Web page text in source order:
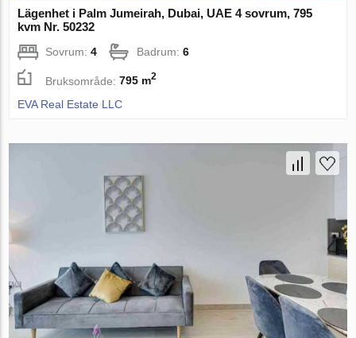
Lägenhet i Palm Jumeirah, Dubai, UAE 4 sovrum, 795
kvm Nr. 50232
Sovrum:4 Badrum:6
Bruksområde:795 m2
EVA Real Estate LLC